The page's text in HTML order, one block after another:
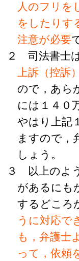
人のフリを
をしたりす
注意が必要
２ 司法書士
上訴（控訴
ので，あら
には１４０
やはり上記
ますので，
しょう。
３ 以上のよ
があるにも
するどころ
うに対応で
も，弁護士
って，依頼